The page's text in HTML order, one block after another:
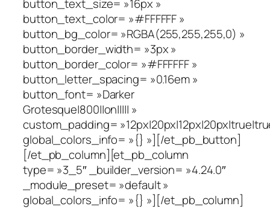
button_text_size= »16px »
button_text_color= »#FFFFFF »
button_bg_color= »RGBA(255,255,255,0) »
button_border_width= »3px »
button_border_color= »#FFFFFF »
button_letter_spacing= »0.16em »
button_font= »Darker
Grotesque|800||on||||| »
custom_padding=
global_colors_info= »{} »][/et_pb_button]
[/et_pb_column][et_pb_column
type= »3_5″ _builder_version= »4.24.0″
_module_preset= »default »
global_colors_info= »{} »][/et_pb_column]